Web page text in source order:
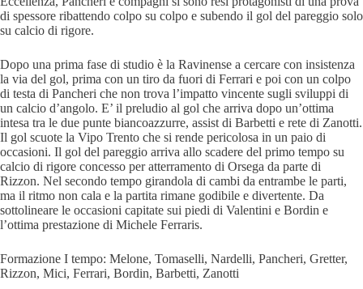
di spessore ribattendo colpo su colpo e subendo il gol del pareggio solo
su calcio di rigore.
Dopo una prima fase di studio è la Ravinense a cercare con insistenza
la via del gol, prima con un tiro da fuori di Ferrari e poi con un colpo
di testa di Pancheri che non trova l’impatto vincente sugli sviluppi di
un calcio d’angolo. E’ il preludio al gol che arriva dopo un’ottima
intesa tra le due punte biancoazzurre, assist di Barbetti e rete di Zanotti.
Il gol scuote la Vipo Trento che si rende pericolosa in un paio di
occasioni. Il gol del pareggio arriva allo scadere del primo tempo su
calcio di rigore concesso per atterramento di Orsega da parte di
Rizzon. Nel secondo tempo girandola di cambi da entrambe le parti,
ma il ritmo non cala e la partita rimane godibile e divertente. Da
sottolineare le occasioni capitate sui piedi di Valentini e Bordin e
l’ottima prestazione di Michele Ferraris.
Formazione I tempo: Melone, Tomaselli, Nardelli, Pancheri, Gretter,
Rizzon, Mici, Ferrari, Bordin, Barbetti, Zanotti